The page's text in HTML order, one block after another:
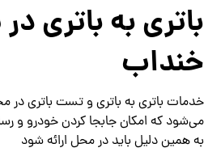
باتری به باتری
خنداب
خدمات باتری به باتری و تست باتری در
می‌شود که امکان جابجا کردن خودرو و
به همین دلیل باید در محل ارائه شود